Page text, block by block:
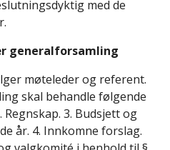
med de
generalforsamling
møteleder og referent.
skal behandle følgende
3. Budsjett og
år. 4. Innkomne forslag.